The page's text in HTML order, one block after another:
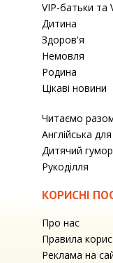
VIP-батьки та
Дитина
Здоров'я
Немовля
Родина
Цікаві новини
Читаємо
Англійська для
Дитячий гумор
Рукоділля
КОРИСНІ
Про нас
Правила
Реклама на